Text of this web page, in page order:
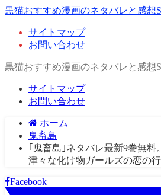
黒猫おすすめ漫画のネタバレと感想
サイトマップ
お問い合わせ
黒猫おすすめ漫画のネタバレと感想
サイトマップ
お問い合わせ
ホーム
鬼畜島
｢鬼畜島｣ネタバレ最新9巻無料
津々な化け物ガールズの恋の
Facebook